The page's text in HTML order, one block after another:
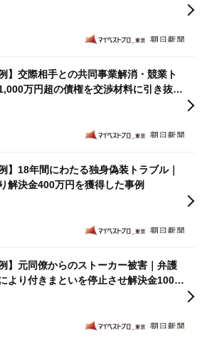
に成功した事例
】交際相手との共同事業解消・競業ト
万円超の債権を交渉材料に引き抜
償リスクを回避し事業分離を実現した
】18年間にわたる独身偽装トラブル｜
解決金400万円を獲得した事例
】元同僚からのストーカー被害｜弁護
より付きまといを停止させ解決金100万
た事例